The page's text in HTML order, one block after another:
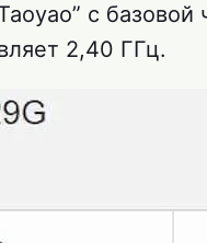
с
2,40 ГГц.